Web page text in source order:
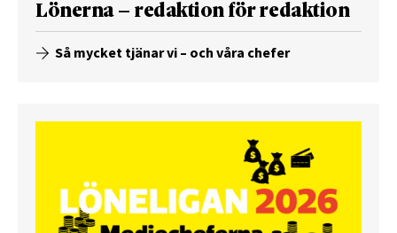
Lönerna – redaktion för redaktion
Så mycket tjänar vi – och våra chefer